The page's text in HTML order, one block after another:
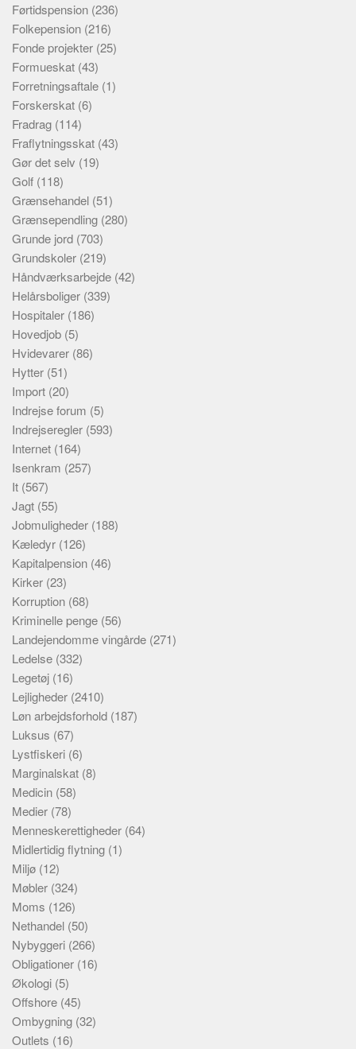
Førtidspension (236)
Folkepension (216)
Fonde projekter (25)
Formueskat (43)
Forretningsaftale (1)
Forskerskat (6)
Fradrag (114)
Fraflytningsskat (43)
Gør det selv (19)
Golf (118)
Grænsehandel (51)
Grænsependling (280)
Grunde jord (703)
Grundskoler (219)
Håndværksarbejde (42)
Helårsboliger (339)
Hospitaler (186)
Hovedjob (5)
Hvidevarer (86)
Hytter (51)
Import (20)
Indrejse forum (5)
Indrejseregler (593)
Internet (164)
Isenkram (257)
It (567)
Jagt (55)
Jobmuligheder (188)
Kæledyr (126)
Kapitalpension (46)
Kirker (23)
Korruption (68)
Kriminelle penge (56)
Landejendomme vingårde (271)
Ledelse (332)
Legetøj (16)
Lejligheder (2410)
Løn arbejdsforhold (187)
Luksus (67)
Lystfiskeri (6)
Marginalskat (8)
Medicin (58)
Medier (78)
Menneskerettigheder (64)
Midlertidig flytning (1)
Miljø (12)
Møbler (324)
Moms (126)
Nethandel (50)
Nybyggeri (266)
Obligationer (16)
Økologi (5)
Offshore (45)
Ombygning (32)
Outlets (16)